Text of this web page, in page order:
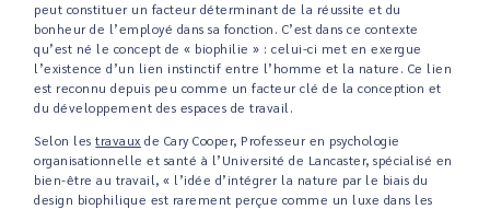
peut constituer un facteur déterminant de la réussite et du
bonheur de l’employé dans sa fonction. C’est dans ce contexte
qu’est né le concept de « biophilie » : celui-ci met en exergue
l’existence d’un lien instinctif entre l’homme et la nature. Ce lien
est reconnu depuis peu comme un facteur clé de la conception et
du développement des espaces de travail.
Selon lestravaux de Cary Cooper, Professeur en psychologie
organisationnelle et santé à l’Université de Lancaster, spécialisé en
bien-être au travail, « l’idée d’intégrer la nature par le biais du
design biophilique est rarement perçue comme un luxe dans les